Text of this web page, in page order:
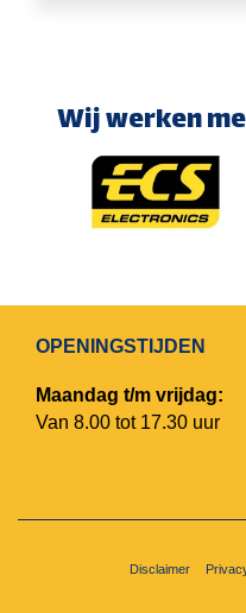
Wij werken
OPENINGSTIJDEN
Maandag t/m vrijdag:
Van 8.00 tot 17.30 uur
Disclaimer